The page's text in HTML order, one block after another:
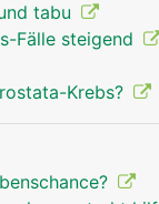
tabu
Fälle steigend
Krebs?